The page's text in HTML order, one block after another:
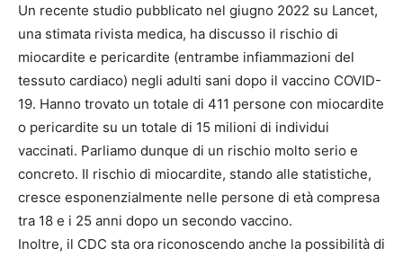
Un recente studio pubblicato nel giugno 2022 su Lancet,
una stimata rivista medica, ha discusso il rischio di
miocardite e pericardite (entrambe infiammazioni del
tessuto cardiaco) negli adulti sani dopo il vaccino COVID-
19. Hanno trovato un totale di 411 persone con miocardite
o pericardite su un totale di 15 milioni di individui
vaccinati. Parliamo dunque di un rischio molto serio e
concreto. Il rischio di miocardite, stando alle statistiche,
cresce esponenzialmente nelle persone di età compresa
tra 18 e i 25 anni dopo un secondo vaccino.
Inoltre, il CDC sta ora riconoscendo anche la possibilità di